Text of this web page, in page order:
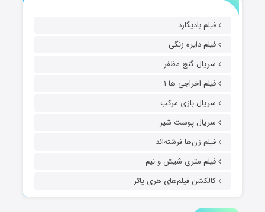
فیلم بادیگارد
فیلم دایره زنگی
سریال گنج مظفر
فیلم اخراجی ها ۱
سریال بازی مرکب
سریال پوست شیر
فیلم زن‌ها فرشته‌اند
فیلم متری شیش و نیم
کالکشن فیلم‌های هری پاتر